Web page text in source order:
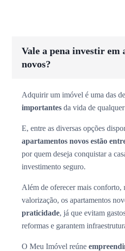
Vale a pena investir em
novos?
Adquirir um imóvel é uma das
importantes da vida de
E, entre as diversas opções
apartamentos novos estão
por quem deseja conquistar a
investimento seguro.
Além de oferecer mais conforto,
valorização, os apartamentos
praticidade, já que evitam
reformas e garantem
O Meu Imóvel reúne